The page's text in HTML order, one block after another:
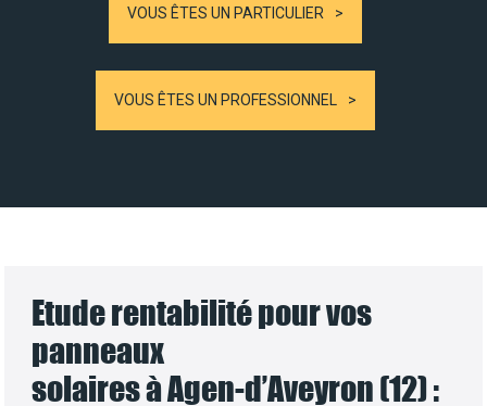
VOUS ÊTES UN PARTICULIER
VOUS ÊTES UN PROFESSIONNEL
Etude rentabilité pour vos
panneaux
solaires à Agen-d’Aveyron (12) :